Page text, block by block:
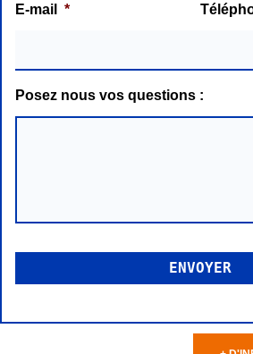
E-mail *
Posez nous vos questions :